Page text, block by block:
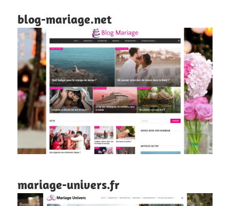
blog-mariage.net
mariage-univers.fr